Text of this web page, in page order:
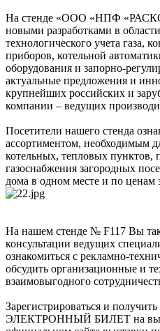
На стенде «ООО «НПФ
новыми разработками в
технологического учета газа,
приборов, котельной
оборудования и запорно-
актуальные предложения и
крупнейших российских и
компании – ведущих
Посетители нашего стенда
ассортиментом, необходимым
котельных, тепловых пунктов,
газоснабжения загородных
дома в одном месте и по ценам
На нашем стенде № F117 Вы
консультации ведущих
ознакомиться с рекламно-
обсудить организационные и
взаимовыгодного
Зарегистрироваться и
ЭЛЕКТРОННЫЙ БИЛЕТ на